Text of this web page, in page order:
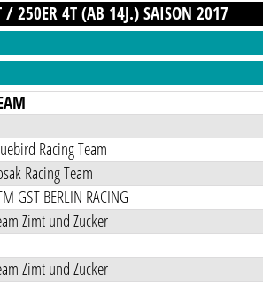
/ 250ER 4T (AB 14J.)SAISON2017
Racing Team
Racing Team
GST BERLIN RACING
Zimt und Zucker
Zimt und Zucker